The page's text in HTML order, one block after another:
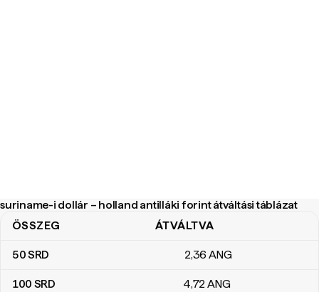
suriname-i dollár – holland antilláki forint átváltási táblázat
suriname-i dollár – holland antilláki forint átváltási táblázat
ÖSSZEG ÁTVÁLTVA
50SRD 2,36 ANG
100 SRD 4,72ANG